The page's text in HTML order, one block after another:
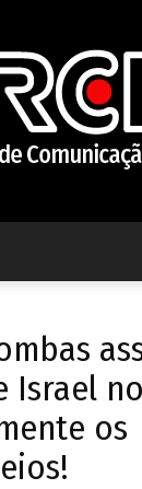
Israel
os